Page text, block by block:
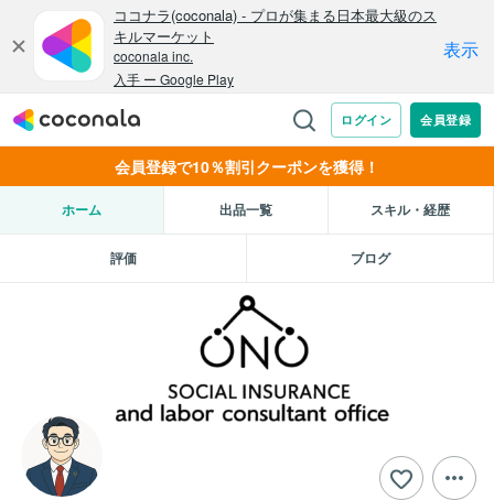
会員登録で10％割引クーポンを獲得！
ホーム 出品一覧 スキル・経歴
評価 ブログ